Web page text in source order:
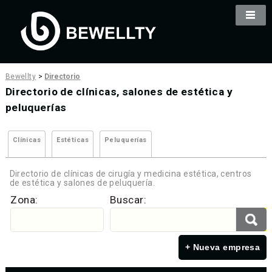
Bewellty > Directorio
Directorio de clínicas, salones de estética y
peluquerías
Clínicas Estéticas Peluquerías
Directorio de clínicas de cirugía y medicina estética, centros
de estética y salones de peluquería.
Zona: Buscar:
+ Nueva empresa